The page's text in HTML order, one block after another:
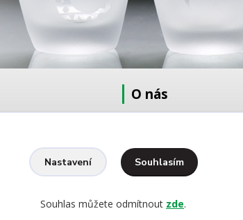
O nás
Kontakty
Ochrana osobních údajů
Nastavení Souhlasím
Souhlas můžete odmítnout zde.